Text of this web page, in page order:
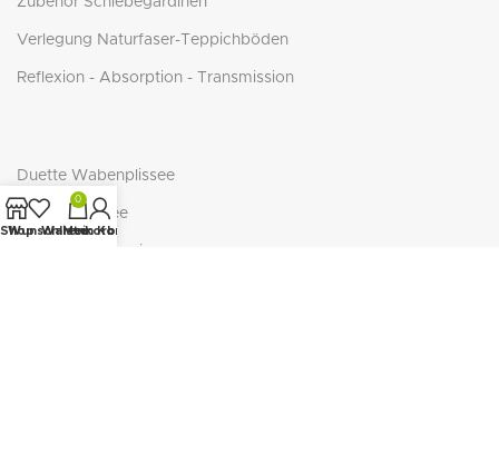
Verlegung Naturfaser-Teppichböden
Reflexion - Absorption - Transmission
Duette Wabenplissee
Cosiflor Plissee
Shop
Wunschliste
0
Warenkorb
Mein Konto